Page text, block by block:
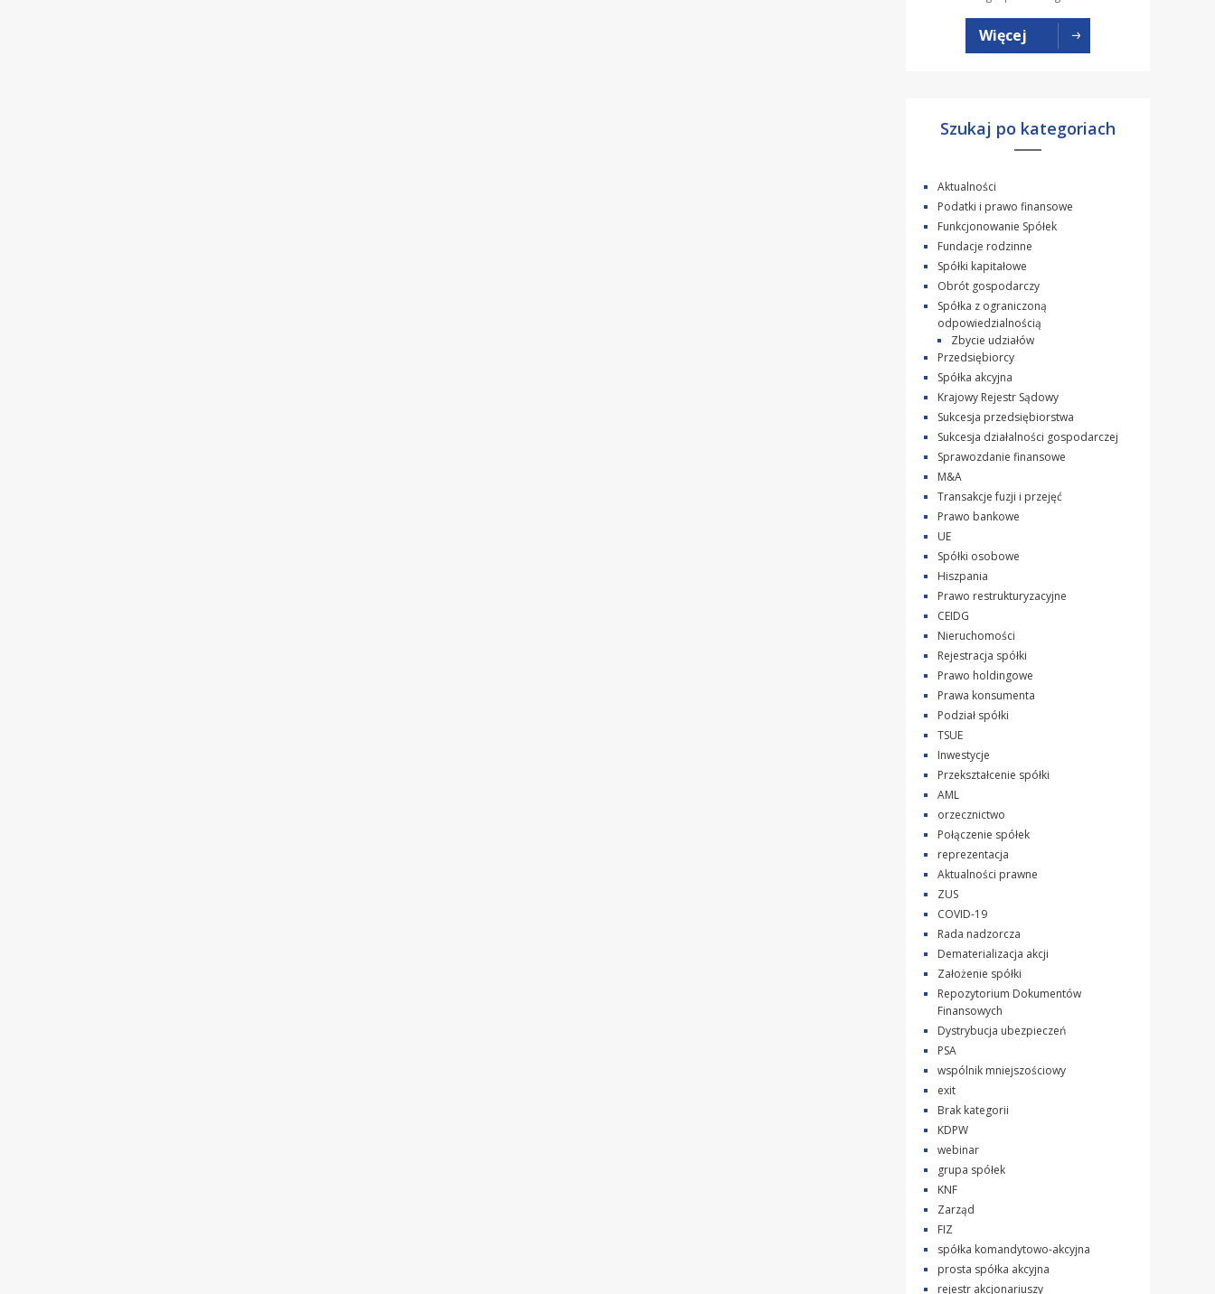
Więcej
Szukaj po kategoriach
Aktualności
Podatki i prawo finansowe
Funkcjonowanie Spółek
Fundacje rodzinne
Spółki kapitałowe
Obrót gospodarczy
Spółka z ograniczoną
odpowiedzialnością
Zbycie udziałów
Przedsiębiorcy
Spółka akcyjna
Krajowy Rejestr Sądowy
Sukcesja przedsiębiorstwa
Sukcesja działalności gospodarczej
Sprawozdanie finansowe
M&A
Transakcje fuzji i przejęć
Prawo bankowe
UE
Spółki osobowe
Hiszpania
Prawo restrukturyzacyjne
CEIDG
Nieruchomości
Rejestracja spółki
Prawo holdingowe
Prawa konsumenta
Podział spółki
TSUE
Inwestycje
Przekształcenie spółki
AML
orzecznictwo
Połączenie spółek
reprezentacja
Aktualności prawne
ZUS
COVID-19
Rada nadzorcza
Dematerializacja akcji
Założenie spółki
Repozytorium Dokumentów
Finansowych
Dystrybucja ubezpieczeń
PSA
wspólnik mniejszościowy
exit
Brak kategorii
KDPW
webinar
grupa spółek
KNF
Zarząd
FIZ
spółka komandytowo-akcyjna
prosta spółka akcyjna
rejestr akcjonariuszy